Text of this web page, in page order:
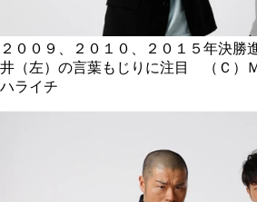
２００９、２０１０、２０１５年決勝
井（左）の言葉もじりに注目 （Ｃ）
ハライチ